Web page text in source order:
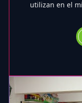
utilizan en el